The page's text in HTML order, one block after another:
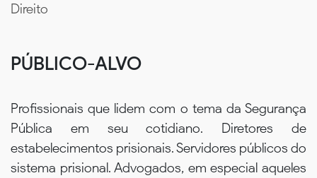
Direito
PÚBLICO-ALVO
Profissionais que lidem com o tema da Segurança
Pública em seu cotidiano. Diretores de
estabelecimentos prisionais. Servidores públicos do
sistema prisional. Advogados, em especial aqueles